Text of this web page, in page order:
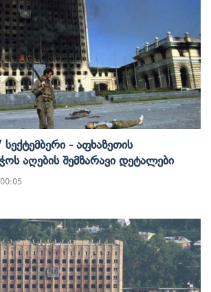
- Აფხაზეთის
Აღების Შემზარავი Დეტალები